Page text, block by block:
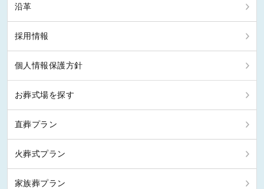
沿革
採用情報
個人情報保護方針
お葬式場を探す
直葬プラン
火葬式プラン
家族葬プラン